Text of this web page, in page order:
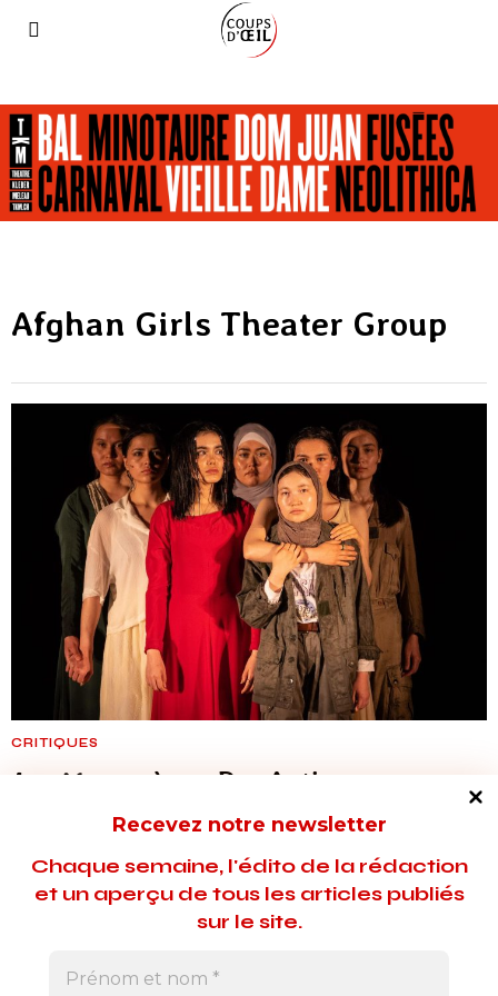
Afghan Girls Theater Group
CRITIQUES
Les Messagères
: Des Antigone
afghanes chez Bellorini
Au TNP, Jean Bellorini met en scène les jeunes comédiennes
de l'Afghan Girls Theater Group dans Les Messagères, une
adaptation de l'Antigone de Sophocle dialoguant avec
l'histoire de ces réfugiées.
29 juin 2023
Recevez notre newsletter
Chaque semaine, l'édito de la rédaction
et un aperçu de tous les articles publiés
sur le site.